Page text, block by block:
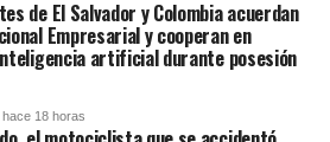
de El Salvador y Colombia acuerdan
Empresarial y cooperan en
artificial durante posesión
hace 18 horas